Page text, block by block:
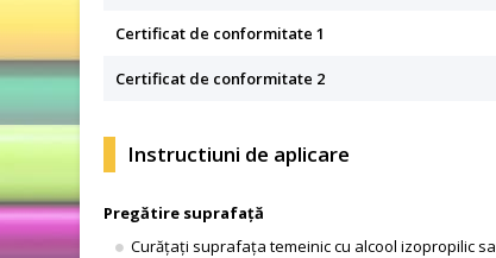
Certificat de conformitate 1
Certificat de conformitate 2
Instructiuni de aplicare
Pregătire suprafață
Curățați suprafața temeinic cu alcool izopropilic